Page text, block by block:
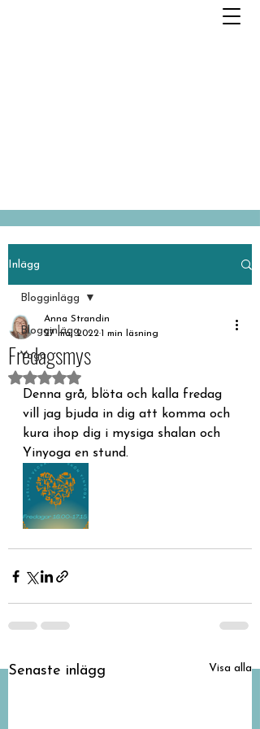
Inlägg
Blogginlägg
Yoga
Blogginlägg
Fredagsmys
Anna Strandin
27 maj 2022 1 min läsning
Betygsatt till NaN av 5 stjärnor.
Denna grå, blöta och kalla fredag
vill jag bjuda in dig att komma och
kura ihop dig i mysiga shalan och
Yinyoga en stund.
Senaste inlägg Visa alla